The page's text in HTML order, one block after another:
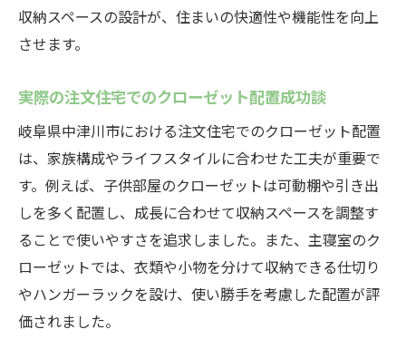
収納スペースの設計が、住まいの快適性や機能性を向上
させます。
実際の注文住宅でのクローゼット配置成功談
岐阜県中津川市における注文住宅でのクローゼット配置
は、家族構成やライフスタイルに合わせた工夫が重要で
す。例えば、子供部屋のクローゼットは可動棚や引き出
しを多く配置し、成長に合わせて収納スペースを調整す
ることで使いやすさを追求しました。また、主寝室のク
ローゼットでは、衣類や小物を分けて収納できる仕切り
やハンガーラックを設け、使い勝手を考慮した配置が評
価されました。